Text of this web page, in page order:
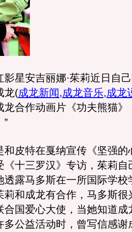
安吉丽娜·茱莉近日自己
龙(成龙新闻,成龙音乐,成龙
龙合作动画片《功夫熊猫》
”
皮特在戛纳宣传《坚强的
《十三罗汉》专访，茱莉自
透露马多斯在一所国际学校
莉和成龙有合作，马多斯很
合国爱心大使，当她知道成
多公益活动时，曾写信感谢